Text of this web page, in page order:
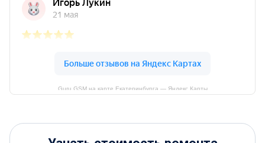
Guru GSM на карте Екатеринбурга — Яндекс Карты